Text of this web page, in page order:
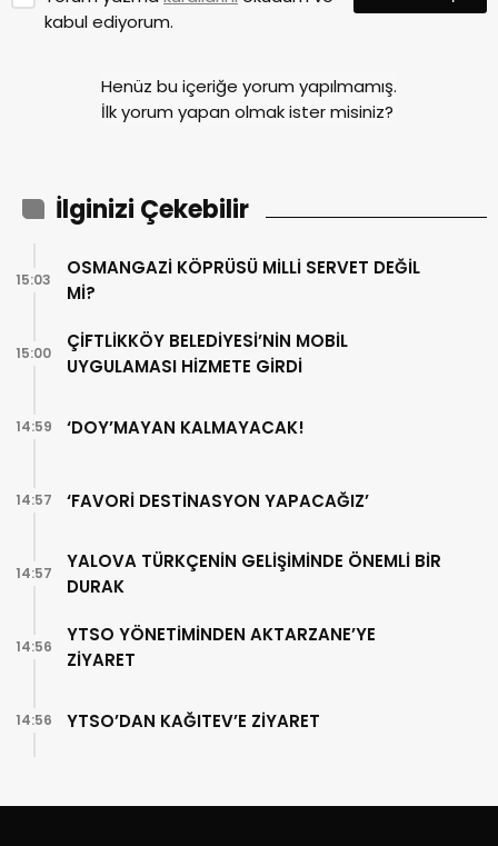
kabul ediyorum.
Henüz bu içeriğe yorum yapılmamış.
İlk yorum yapan olmak ister misiniz?
İlginizi Çekebilir
OSMANGAZİ KÖPRÜSÜ MİLLİ SERVET DEĞİL
Mİ?
15:03
ÇİFTLİKKÖY BELEDİYESİ’NİN MOBİL
UYGULAMASI HİZMETE GİRDİ
15:00
‘DOY’MAYAN KALMAYACAK!
14:59
‘FAVORİ DESTİNASYON YAPACAĞIZ’
14:57
YALOVA TÜRKÇENİN GELİŞİMİNDE ÖNEMLİ BİR
DURAK
14:57
YTSO YÖNETİMİNDEN AKTARZANE’YE
ZİYARET
14:56
YTSO’DAN KAĞITEV’E ZİYARET
14:56